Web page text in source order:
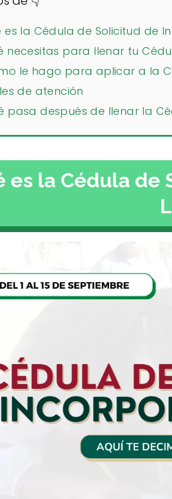
es la Cédula de Solicitud de
necesitas para llenar tu
le hago para aplicar a la
de atención
pasa después de llenar la
es la Cédula